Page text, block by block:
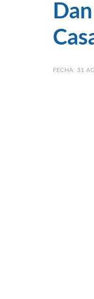
FECHA: 31